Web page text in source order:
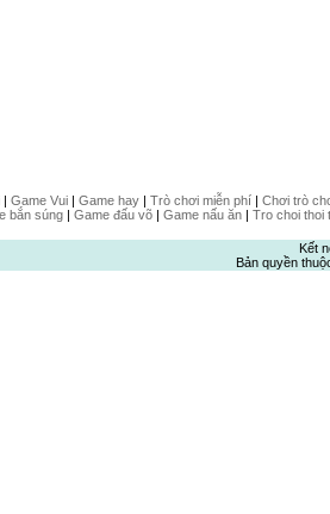
| Game Vui| Game hay| Trò chơi miễn phí| Chơi trò
bắn súng| Game đấu võ| Game nấu ăn| Tro choi thoi
Kết
Bản quyền